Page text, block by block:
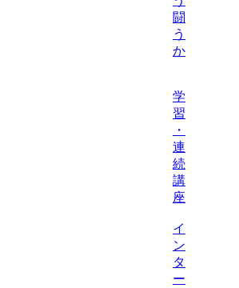
闘
う
か
学
習
・
連
続
講
座
イ
ン
タ
ー